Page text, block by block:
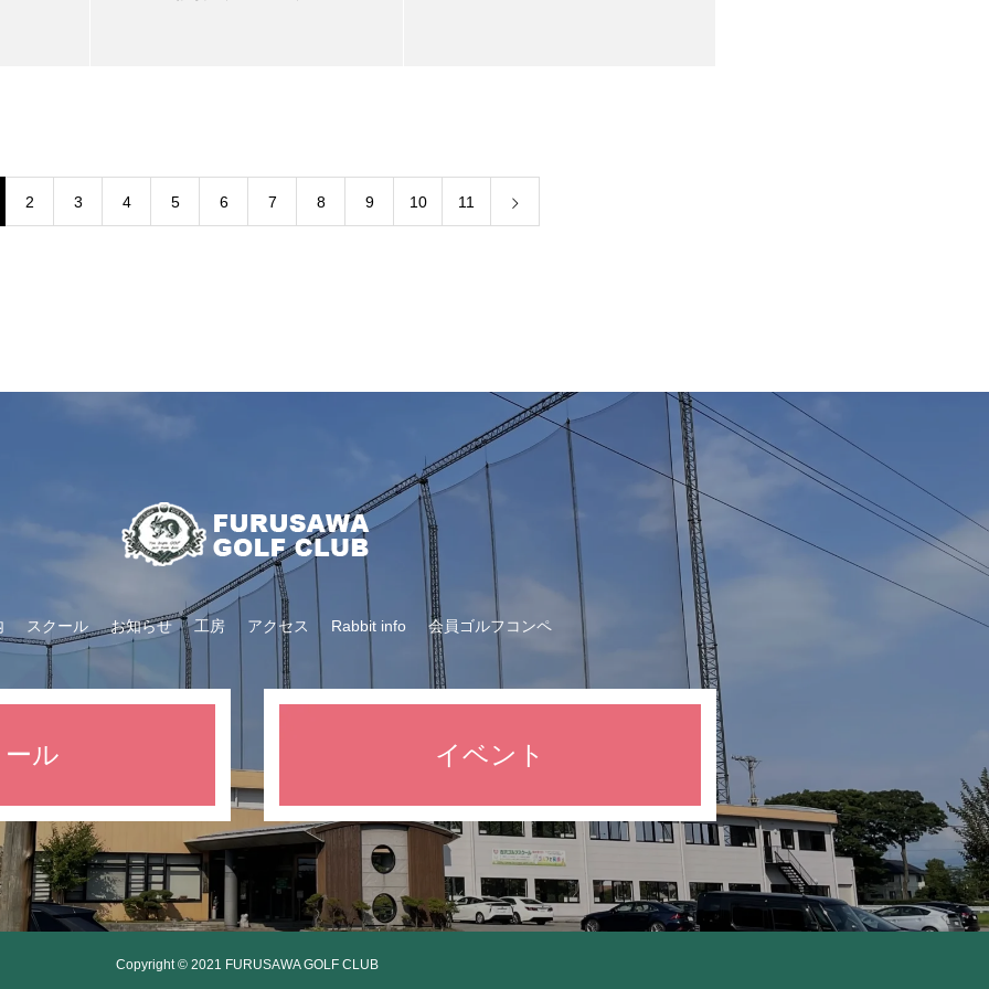
2 3 4 5 6 7 8 9 10 11
スクール お知らせ 工房 アクセス Rabbit info 会員ゴルフコンペ
ル イベント
Copyright © 2021 FURUSAWA GOLF CLUB